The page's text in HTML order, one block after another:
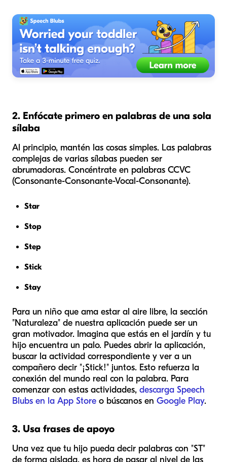
2. Enfócate primero en palabras de una sola
sílaba
Al principio, mantén las cosas simples. Las palabras
complejas de varias sílabas pueden ser
abrumadoras. Concéntrate en palabras CCVC
(Consonante-Consonante-Vocal-Consonante).
Star
Stop
Step
Stick
Stay
Para un niño que ama estar al aire libre, la sección
"Naturaleza" de nuestra aplicación puede ser un
gran motivador. Imagina que estás en el jardín y tu
hijo encuentra un palo. Puedes abrir la aplicación,
buscar la actividad correspondiente y ver a un
compañero decir "¡Stick!" juntos. Esto refuerza la
conexión del mundo real con la palabra. Para
comenzar con estas actividades, descarga Speech
Blubs en la App Store o búscanos en Google Play.
3. Usa frases de apoyo
Una vez que tu hijo pueda decir palabras con "ST"
de forma aislada, es hora de pasar al nivel de las